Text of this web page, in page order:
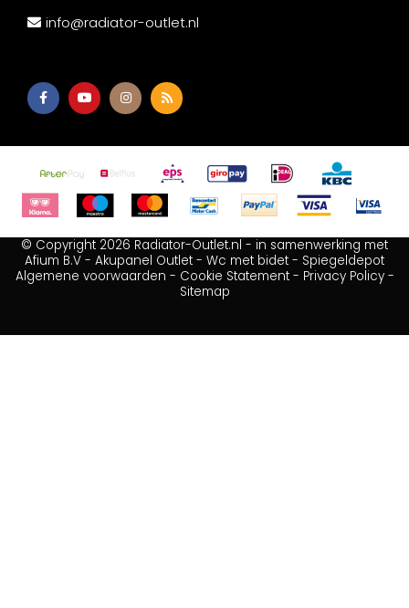
info@radiator-outlet.nl
© Copyright 2026 Radiator-Outlet.nl - in samenwerking met
Afium B.V - Akupanel Outlet - Wc met bidet - Spiegeldepot
Algemene voorwaarden - Cookie Statement- Privacy Policy-
Sitemap